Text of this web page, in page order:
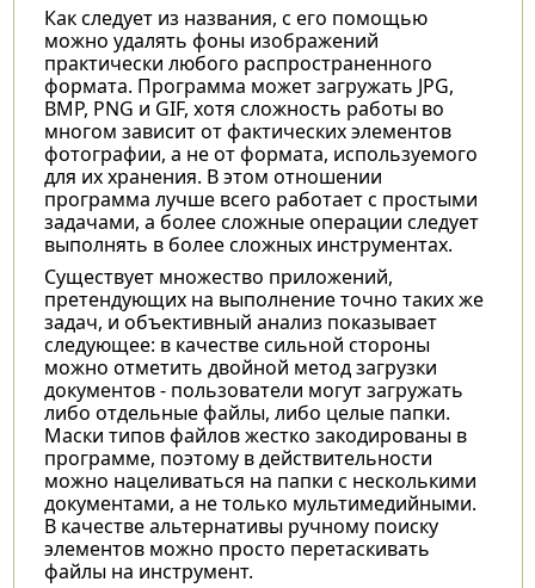
Как следует из названия, с его помощью
можно удалять фоны изображений
практически любого распространенного
формата. Программа может загружать JPG,
BMP, PNG и GIF, хотя сложность работы во
многом зависит от фактических элементов
фотографии, а не от формата, используемого
для их хранения. В этом отношении
программа лучше всего работает с простыми
задачами, а более сложные операции следует
выполнять в более сложных инструментах.
Существует множество приложений,
претендующих на выполнение точно таких же
задач, и объективный анализ показывает
следующее: в качестве сильной стороны
можно отметить двойной метод загрузки
документов - пользователи могут загружать
либо отдельные файлы, либо целые папки.
Маски типов файлов жестко закодированы в
программе, поэтому в действительности
можно нацеливаться на папки с несколькими
документами, а не только мультимедийными.
В качестве альтернативы ручному поиску
элементов можно просто перетаскивать
файлы на инструмент.